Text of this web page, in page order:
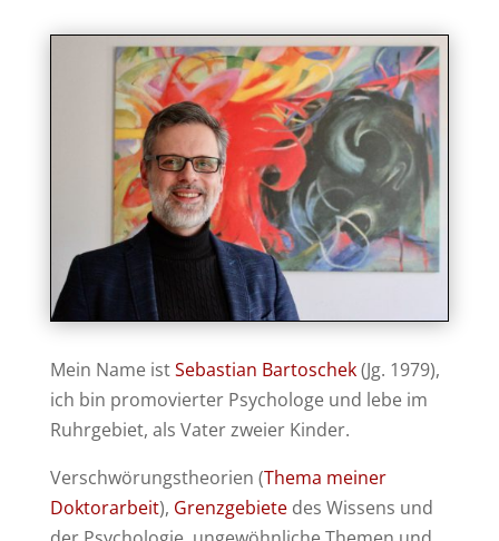
Mein Name istSebastian Bartoschek(Jg. 1979),
ich bin promovierter Psychologe und lebe im
Ruhrgebiet, als Vater zweier Kinder.
Verschwörungstheorien (Thema meiner
Doktorarbeit), Grenzgebietedes Wissens und